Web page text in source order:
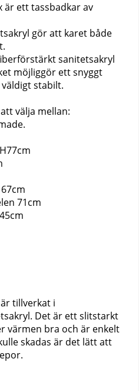
är ett tassbadkar av
gör att karet både
sanitetsakryl
möjliggör ett snyggt
stabilt.
välja mellan:
71cm
tillverkat i
Det är ett slitstarkt
värmen bra och är enkelt
skadas är det lätt att